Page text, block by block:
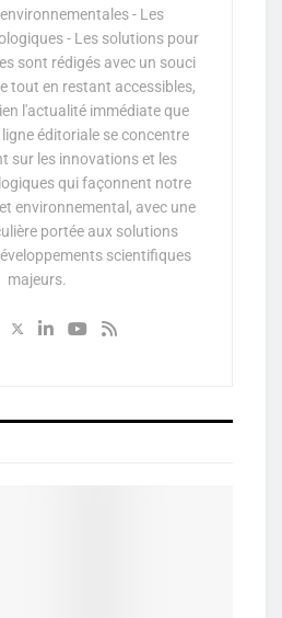
- Les
- Les solutions pour
sont rédigés avec un souci
tout en restant accessibles,
l'actualité immédiate que
éditoriale se concentre
sur les innovations et les
qui façonnent notre
environnemental, avec une
portée aux solutions
scientifiques
majeurs.